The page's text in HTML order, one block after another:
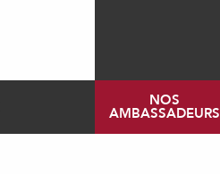
NOS
AMBASSADEURS